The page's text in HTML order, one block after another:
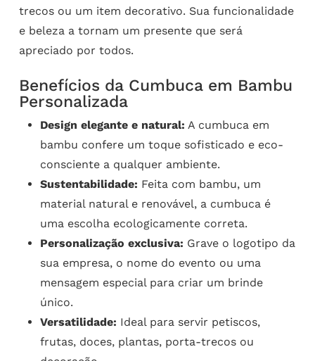
trecos ou um item decorativo. Sua funcionalidade
e beleza a tornam um presente que será
apreciado por todos.
Benefícios da Cumbuca em Bambu
Personalizada
Design elegante e natural: A cumbuca em
bambu confere um toque sofisticado e eco-
consciente a qualquer ambiente.
Sustentabilidade: Feita com bambu, um
material natural e renovável, a cumbuca é
uma escolha ecologicamente correta.
Personalização exclusiva: Grave o logotipo da
sua empresa, o nome do evento ou uma
mensagem especial para criar um brinde
único.
Versatilidade: Ideal para servir petiscos,
frutas, doces, plantas, porta-trecos ou